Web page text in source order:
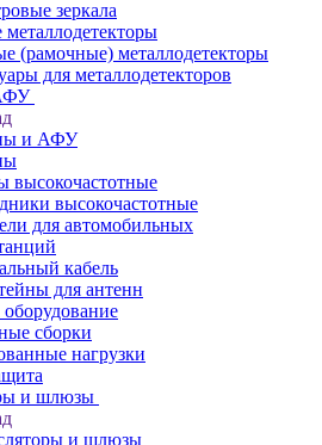
зеркала
(рамочные) металлодетекторы
для металлодетекторов
и АФУ
высокочастотные
высокочастотные
для автомобильных
кабель
для антенн
сборки
нагрузки
и шлюзы
и шлюзы